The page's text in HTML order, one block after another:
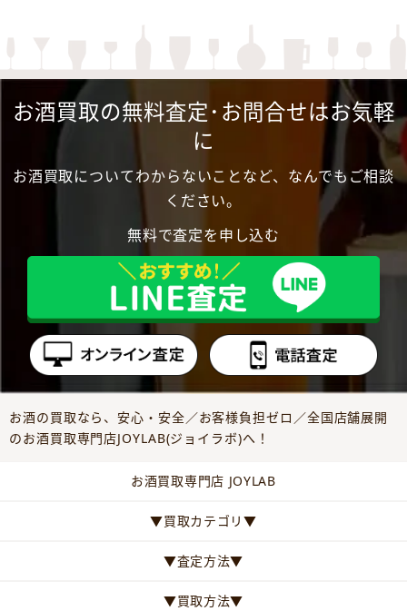
お酒買取の無料査定･お問合せはお気軽
に
お酒買取についてわからないことなど、なんでもご相談
ください。
無料で査定を申し込む
お酒の買取なら、安心・安全／お客様負担ゼロ／全国店舗展開
のお酒買取専門店JOYLAB(ジョイラボ)へ！
お酒買取専門店 JOYLAB
▼買取カテゴリ▼
▼査定方法▼
▼買取方法▼